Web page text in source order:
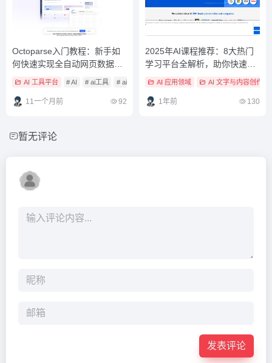
Octoparse入门教程：新手如
何快速实现全自动网页数据抓
AI 工具平台 # AI # ai工具 # ai平台
11一个月前 92
2025年AI课程推荐：8大热门
学习平台全解析，助你快速掌
握人工智能技能
AI 应用领域 AI 文字与内容创作
1年前 130
暂无评论
发表评论